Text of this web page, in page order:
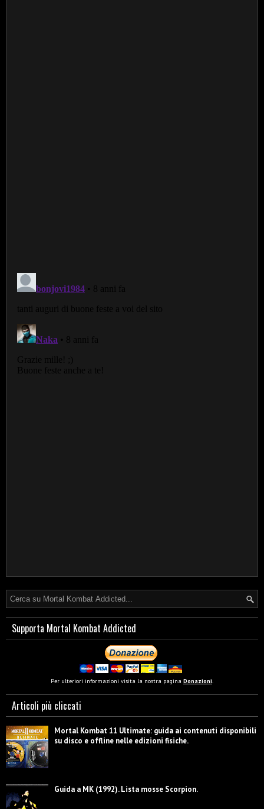
Supporta Mortal Kombat Addicted
Per ulteriori informazioni visita la nostra pagina Donazioni
Articoli più cliccati
Mortal Kombat 11 Ultimate: guida ai contenuti disponibili
su disco e offline nelle edizioni fisiche.
Guida a MK (1992). Lista mosse Scorpion.